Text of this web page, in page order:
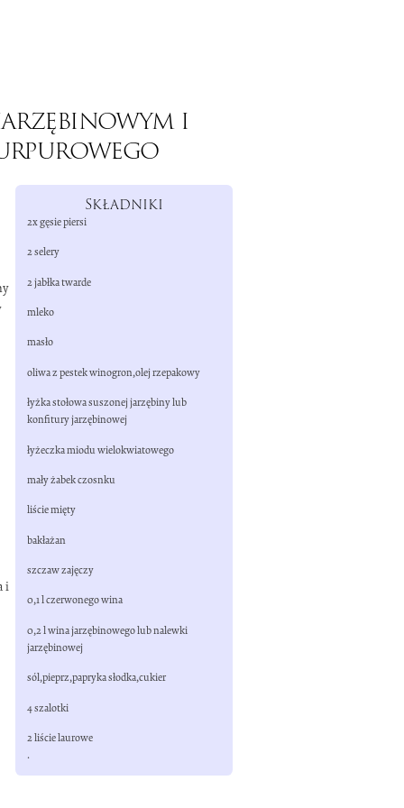
i
i
Składniki
2x gęsie piersi
2 selery
2 jabłka twarde
mleko
masło
oliwa z pestek winogron,olej rzepakowy
łyżka stołowa suszonej jarzębiny lub
konfitury jarzębinowej
łyżeczka miodu wielokwiatowego
mały żabek czosnku
liście mięty
bakłażan
szczaw zajęczy
0,1 l czerwonego wina
0,2 l wina jarzębinowego lub nalewki
jarzębinowej
sól,pieprz,papryka słodka,cukier
4 szalotki
2 liście laurowe
.